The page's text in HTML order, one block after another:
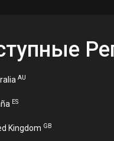
AU
ES
Kingdom GB